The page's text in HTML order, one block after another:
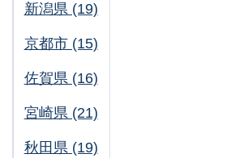
新潟県 (19)
京都市 (15)
佐賀県 (16)
宮崎県 (21)
秋田県 (19)